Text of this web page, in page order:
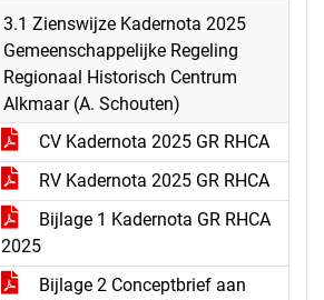
3.1 Zienswijze Kadernota 2025
Gemeenschappelijke Regeling
Regionaal Historisch Centrum
Alkmaar (A. Schouten)
CV Kadernota 2025 GR RHCA
RV Kadernota 2025 GR RHCA
Bijlage 1 Kadernota GR RHCA
2025
Bijlage 2 Conceptbrief aan